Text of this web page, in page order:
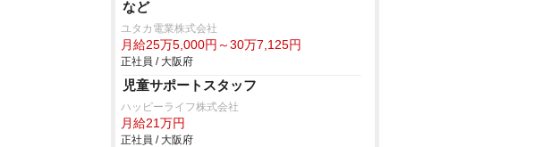
など
ユタカ電業株式会社
月給25万5,000円～30万7,125円
正社員 / 大阪府
児童サポートスタッフ
ハッピーライフ株式会社
月給21万円
正社員 / 大阪府